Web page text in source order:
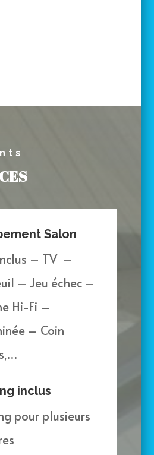
Salon
– TV –
– Jeu échec –
Hi-Fi –
– Coin
inclus
pour plusieurs